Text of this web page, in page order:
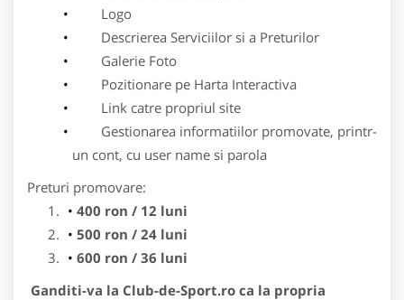
Logo
Descrierea Serviciilor si a Preturilor
Galerie Foto
Pozitionare pe Harta Interactiva
Link catre propriul site
Gestionarea informatiilor promovate, printr-
un cont, cu user name si parola
Preturi promovare:
400 ron / 12 luni
500 ron / 24 luni
600 ron / 36 luni
Ganditi-va la Club-de-Sport.ro ca la propria